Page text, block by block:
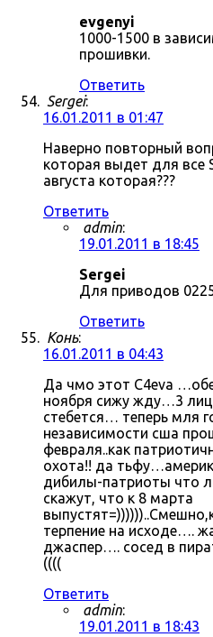
evgenyi
1000-1500 в
прошивки.
Ответить
Sergei:
16.01.2011 в 01:47
Наверно повторный
которая выдет для все
августа которая???
Ответить
admin:
19.01.2011 в 18:45
Sergei
Для приводов
Ответить
Конь:
16.01.2011 в 04:43
Да чмо этот C4eva
ноября сижу жду…3
стебется… теперь мля
независимости сша
февраля..как
охота!! да
дибилы-патриоты что
скажут, что к 8 марта
терпение на исходе….
джаспер…. сосед в
((((
Ответить
admin:
19.01.2011 в 18:43